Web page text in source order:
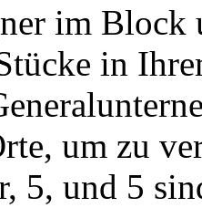
im Block
in
um zu
5, und 5